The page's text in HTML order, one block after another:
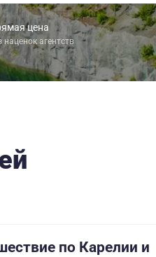
цена
наценок агентств
по Карелии и